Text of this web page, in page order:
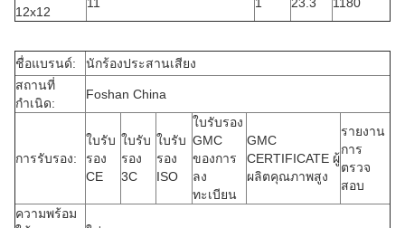
12x12
ชื่อแบรนด์:
นักร้องประสานเสียง
สถานที่
กำเนิด:
Foshan China
การรับรอง:
ใบรับ
รอง
CE
ใบรับ
รอง
3C
ใบรับ
รอง
ISO
ใบรับรอง
GMC
ของการ
ลง
ทะเบียน
GMC
CERTIFICATE ผู้
ผลิตคุณภาพสูง
รายงาน
การ
ตรวจ
สอบ
ความพร้อม